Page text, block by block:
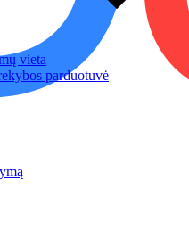
vieta
parduotuvė